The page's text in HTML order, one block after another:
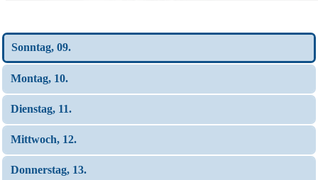
Sonntag, 09.
Montag, 10.
Dienstag, 11.
Mittwoch, 12.
Donnerstag, 13.